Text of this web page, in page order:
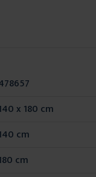
x 180 cm
cm
cm